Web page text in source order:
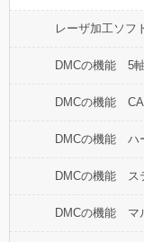
レーザ加工ソフ
DMCの機能 5
DMCの機能
DMCの機能 ハ
DMCの機能 ス
DMCの機能 マ